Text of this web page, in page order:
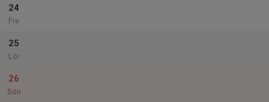
24
Fre
25
Lör
26
Sön